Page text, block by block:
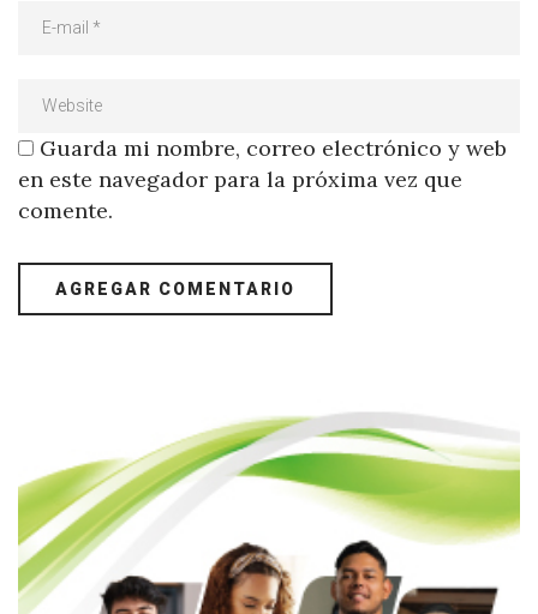
Guarda mi nombre, correo electrónico y web
en este navegador para la próxima vez que
comente.